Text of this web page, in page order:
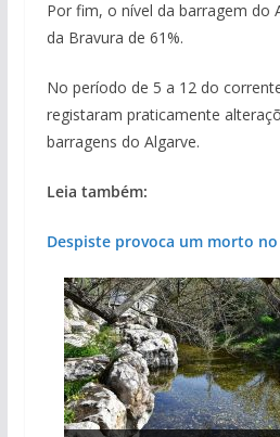
Por fim, o nível da barragem do
da Bravura de 61%.
No período de 5 a 12 do
registaram praticamente
barragens do Algarve.
Leia também:
Despiste provoca um morto no
Projeto milionário: